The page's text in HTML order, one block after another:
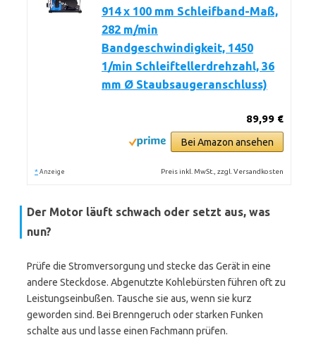
914 x 100 mm Schleifband-Maß,
282 m/min
Bandgeschwindigkeit, 1450
1/min Schleiftellerdrehzahl, 36
mm Ø Staubsaugeranschluss)
89,99 €
Bei Amazon ansehen
* Anzeige Preis inkl. MwSt., zzgl. Versandkosten
Der Motor läuft schwach oder setzt aus, was
nun?
Prüfe die Stromversorgung und stecke das Gerät in eine
andere Steckdose. Abgenutzte Kohlebürsten führen oft zu
Leistungseinbußen. Tausche sie aus, wenn sie kurz
geworden sind. Bei Brenngeruch oder starken Funken
schalte aus und lasse einen Fachmann prüfen.